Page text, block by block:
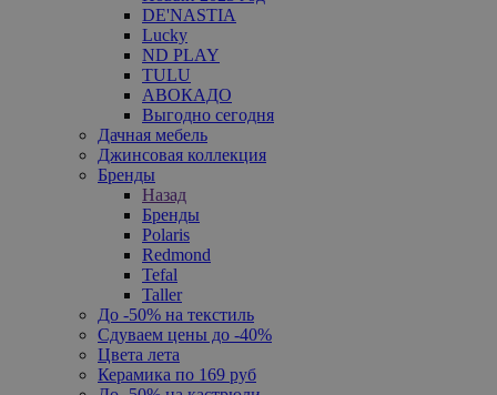
DE'NASTIA
Lucky
ND PLAY
TULU
АВОКАДО
Выгодно сегодня
Дачная мебель
Джинсовая коллекция
Бренды
Назад
Бренды
Polaris
Redmond
Tefal
Taller
До -50% на текстиль
Сдуваем цены до -40%
Цвета лета
Керамика по 169 руб